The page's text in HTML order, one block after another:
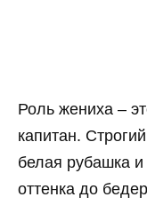
Роль жениха –
капитан.
белая рубашка
оттенка до